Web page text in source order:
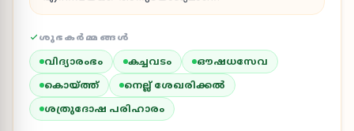
ശുഭകർമ്മങ്ങൾ
വിദ്യാരംഭം കച്ചവടം
ഔഷധസേവ
കൊയ്ത്ത്
നെല്ല് ശേഖരിക്കൽ
ശത്രുദോഷ പരിഹാരം